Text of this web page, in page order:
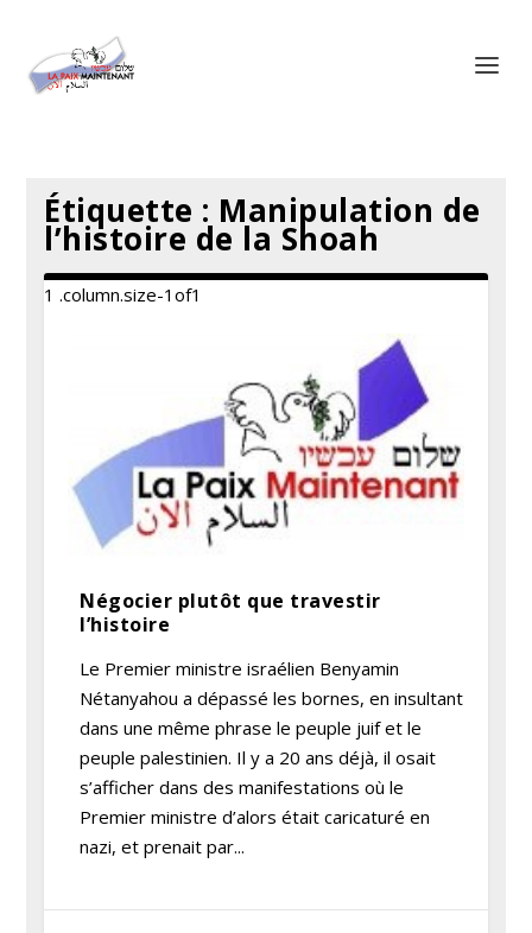
Étiquette : Manipulation de
l’histoire de la Shoah
Négocier plutôt que travestir
l’histoire
Le Premier ministre israélien Benyamin
Nétanyahou a dépassé les bornes, en insultant
dans une même phrase le peuple juif et le
peuple palestinien. Il y a 20 ans déjà, il osait
s’afficher dans des manifestations où le
Premier ministre d’alors était caricaturé en
nazi, et prenait par...